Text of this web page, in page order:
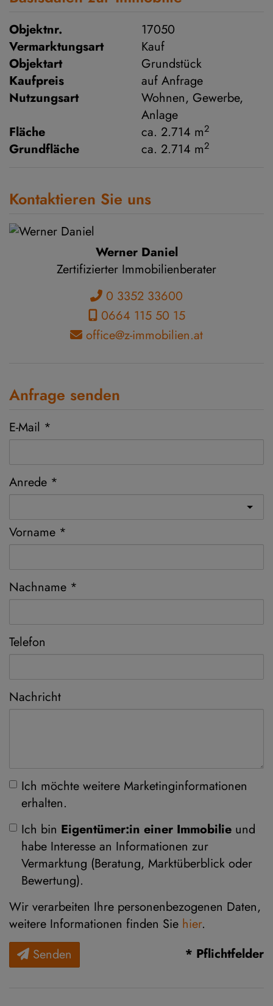
Objektnr.
17050
Vermarktungsart
Kauf
Objektart
Grundstück
Kaufpreis
auf Anfrage
Nutzungsart
Wohnen Gewerbe
Anlage
Fläche
ca. 2.714 m2
Grundfläche ca. 2.714 m2
Kontaktieren Sie uns
Werner Daniel
Zertifizierter Immobilienberater
0 3352 33600
0664 115 50 15
office@z-immobilien.at
Anfrage senden
E-Mail
Anrede
Vorname
Nachname
Telefon
Nachricht
Ich möchte weitere Marketinginformationen
erhalten.
Ich bin Eigentümer:in einer Immobilie und
habe Interesse an Informationen zur
Vermarktung (Beratung, Marktüberblick oder
Bewertung).
Wir verarbeiten Ihre personenbezogenen Daten,
weitere Informationen finden Sie hier.
Senden
* Pflichtfelder